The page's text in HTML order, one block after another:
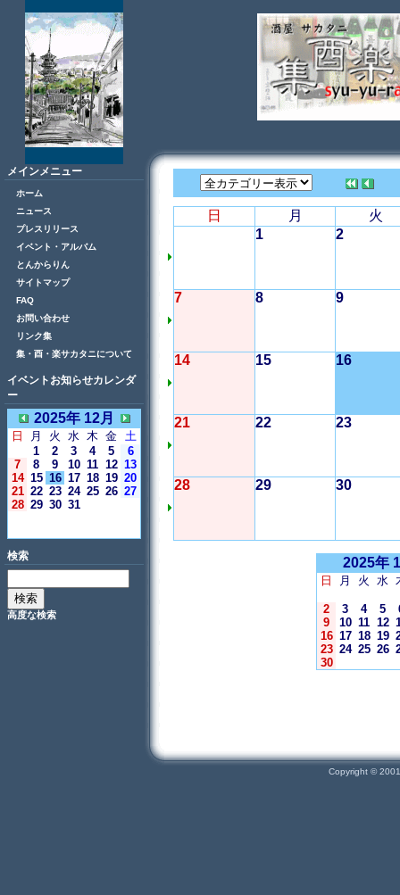
メインメニュー
ホーム
ニュース
プレスリリース
イベント・アルバム
とんからりん
サイトマップ
FAQ
お問い合わせ
リンク集
集・酉・楽サカタニについて
イベントお知らせカレンダ
ー
2025年 12月
日 月 火 水 木 金 土
1
2 3 4 5
6
7
8 9 10 11 12 13
14 15 16 17 18 19 20
21 22 23 24 25 26 27
28 29 30 31
検索
高度な検索
日 月
火
1
2
7 8 9
14 15 16
21 22 23
28 29 30
2025年
日 月 火 水
2 3 4 5
9
10 11 12
16 17 18 19
23 24 25 26
30
Copyright ©